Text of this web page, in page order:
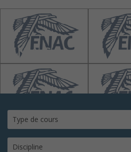
ENAC
Type de cours
Discipline